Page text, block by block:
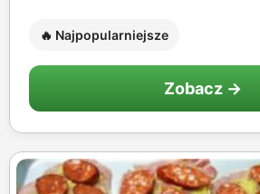
🔥 Najpopularniejsze
Zobacz →